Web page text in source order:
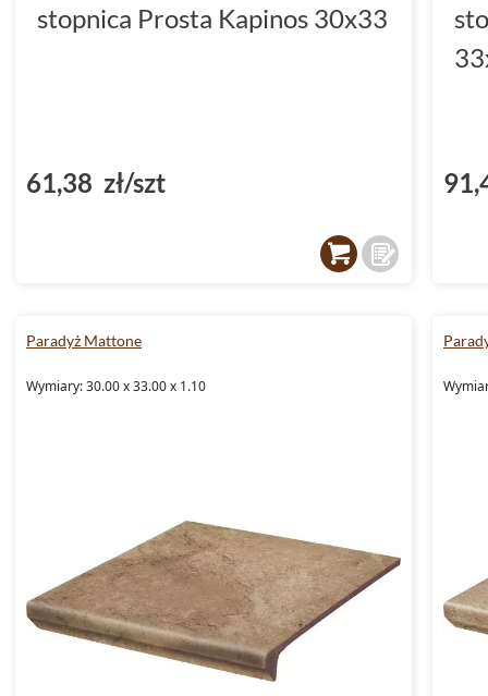
stopnica Prosta Kapinos 30x33
61,38 zł/szt
Paradyż Mattone
Wymiary: 30.00 x 33.00 x 1.10